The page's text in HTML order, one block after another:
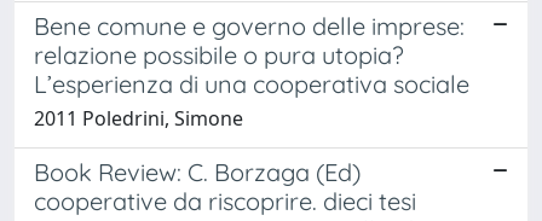
Bene comune e governo delle imprese:
relazione possibile o pura utopia?
L’esperienza di una cooperativa sociale
2011 Poledrini, Simone
Book Review: C. Borzaga (Ed)
cooperative da riscoprire. dieci tesi